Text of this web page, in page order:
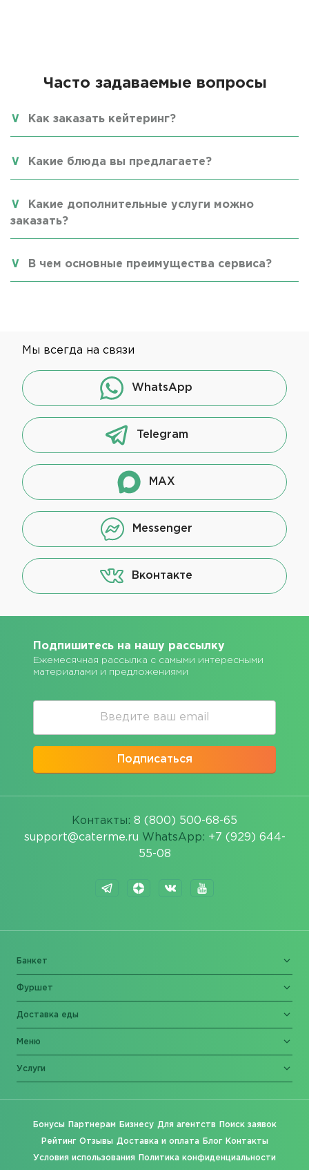
Часто задаваемые вопросы
Как заказать кейтеринг?
Какие блюда вы предлагаете?
Какие дополнительные услуги можно
заказать?
В чем основные преимущества сервиса?
Мы всегда на связи
WhatsApp
Telegram
MAX
Messenger
Вконтакте
Подпишитесь на нашу рассылку
Ежемесячная рассылка с самыми интересными
материалами и предложениями
Подписаться
Контакты: 8 (800) 500-68-65
support@caterme.ru WhatsApp: +7 (929) 644-
55-08
Банкет
Фуршет
Доставка еды
Меню
Услуги
Бонусы Партнерам Бизнесу Для агентств Поиск заявок
Рейтинг Отзывы Доставка и оплата Блог Контакты
Условия использования Политика конфиденциальности